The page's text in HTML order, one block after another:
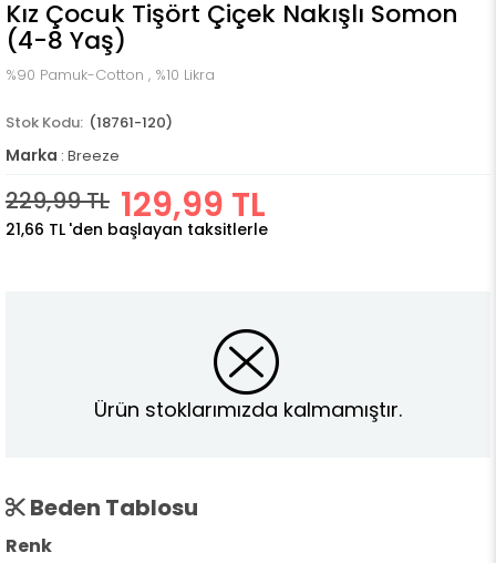
Kız Çocuk Tişört Çiçek Nakışlı Somon
(4-8 Yaş)
%90 Pamuk-Cotton , %10 Likra
(18761-120)
Marka : Breeze
229,99 TL 129,99 TL
21,66 TL 'den başlayan taksitlerle
Ürün stoklarımızda kalmamıştır.
Beden Tablosu
Renk